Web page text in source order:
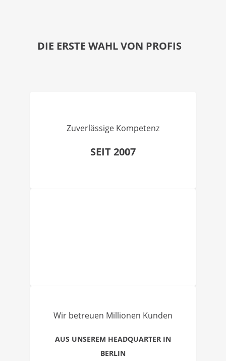
DIE ERSTE WAHL VON PROFIS
Zuverlässige Kompetenz
SEIT 2007
Wir betreuen Millionen Kunden
AUS UNSEREM HEADQUARTER IN
BERLIN